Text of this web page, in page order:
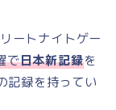
ートナイトゲー
で日本新記録を
記録を持ってい